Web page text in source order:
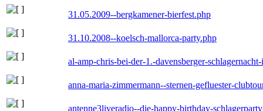
31.05.2009--bergkamener-bierfest.php
31.10.2008--koelsch-mallorca-party.php
al-amp-chris-bei-der-1.-davensberger-
anna-maria-zimmermann--sternen-gefluester-
antenne3liveradio--die-happy-birthday-